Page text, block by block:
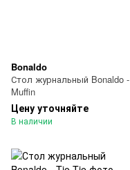
Bonaldo
Стол журнальный Bonaldo -
Muffin
Цену уточняйте
В наличии